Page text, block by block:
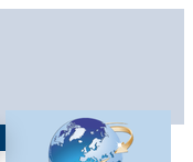
Nordului 2026: